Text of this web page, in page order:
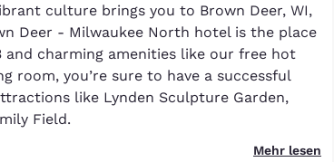
culture brings you to Brown Deer, WI,
Deer - Milwaukee North hotel is the place
charming amenities like our free hot
room, you’re sure to have a successful
like Lynden Sculpture Garden,
Field.
Mehr lesen